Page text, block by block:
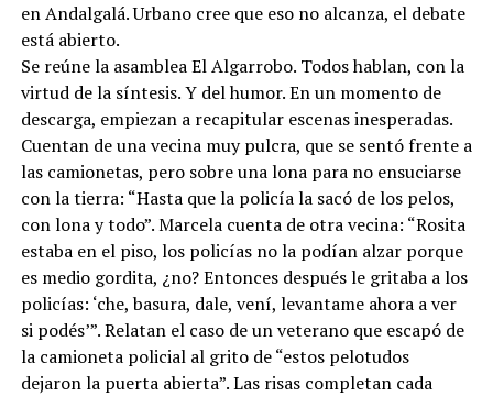
en Andalgalá. Urbano cree que eso no alcanza, el debate
está abierto.
Se reúne la asamblea El Algarrobo. Todos hablan, con la
virtud de la síntesis. Y del humor. En un momento de
descarga, empiezan a recapitular escenas inesperadas.
Cuentan de una vecina muy pulcra, que se sentó frente a
las camionetas, pero sobre una lona para no ensuciarse
con la tierra: “Hasta que la policía la sacó de los pelos,
con lona y todo”. Marcela cuenta de otra vecina: “Rosita
estaba en el piso, los policías no la podían alzar porque
es medio gordita, ¿no? Entonces después le gritaba a los
policías: ‘che, basura, dale, vení, levantame ahora a ver
si podés’”. Relatan el caso de un veterano que escapó de
la camioneta policial al grito de “estos pelotudos
dejaron la puerta abierta”. Las risas completan cada